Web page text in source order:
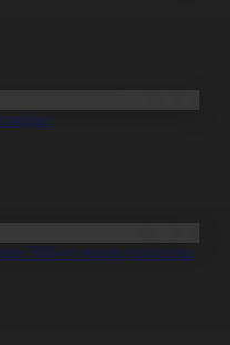
500-ге жуық спортшы